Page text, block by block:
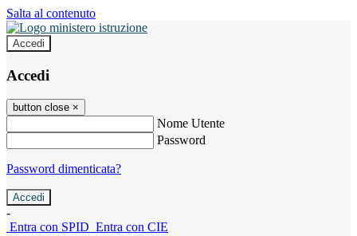
Salta al contenuto
Accedi
Accedi
button close ×
Nome Utente
Password
Password dimenticata?
-
Entra con SPID Entra con CIE